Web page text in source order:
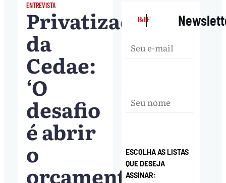
ENTREVISTA
Privatização
da
Cedae:
‘O
desafio
é abrir
o
orçamento
|
ESCOLHA AS LISTAS
QUE DESEJA
ASSINAR: